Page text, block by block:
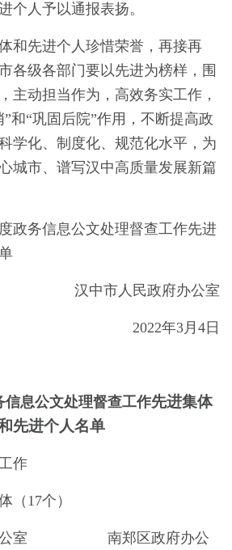
个人予以通报表扬。
和先进个人珍惜荣誉，再接再
各级各部门要以先进为榜样，围
主动担当作为，高效务实工作，
和“巩固后院”作用，不断提高政
学化、制度化、规范化水平，为
城市、谱写汉中高质量发展新篇
政务信息公文处理督查工作先进
汉中市人民政府办公室
2022年3月4日
信息公文处理督查工作先进集体
先进个人名单
作
（17个）
办公室 南郑区政府办公